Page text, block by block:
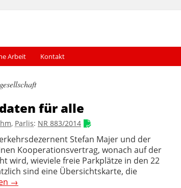
Arbeit Kontakt
für alle
, Parlis: NR 883/2014
Stefan Majer und der
Kooperationsvertrag, wonach auf der
wird, wieviele freie Parkplätze in den 22
sind eine Übersichts­karte, die
→